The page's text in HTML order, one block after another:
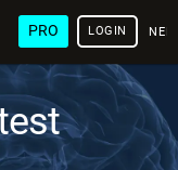
PRO LOGIN